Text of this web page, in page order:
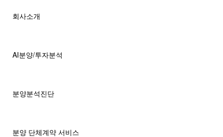
회사소개
AI분양/투자분석
분양분석진단
분양 단체계약 서비스